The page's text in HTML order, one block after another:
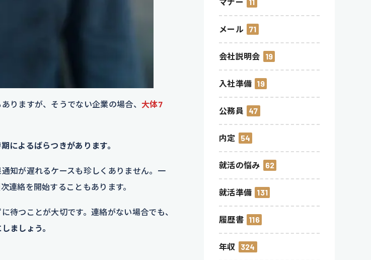
りますが、そうでない企業の場合、 大体7
によるばらつきがあります。
知が遅れるケースも珍しくありません。一
連絡を開始することもあります。
待つことが大切です。連絡がない場合でも、
ましょう。
メール 71
会社説明会 19
入社準備 19
公務員 47
内定 54
就活の悩み 62
就活準備 131
履歴書 116
年収 324